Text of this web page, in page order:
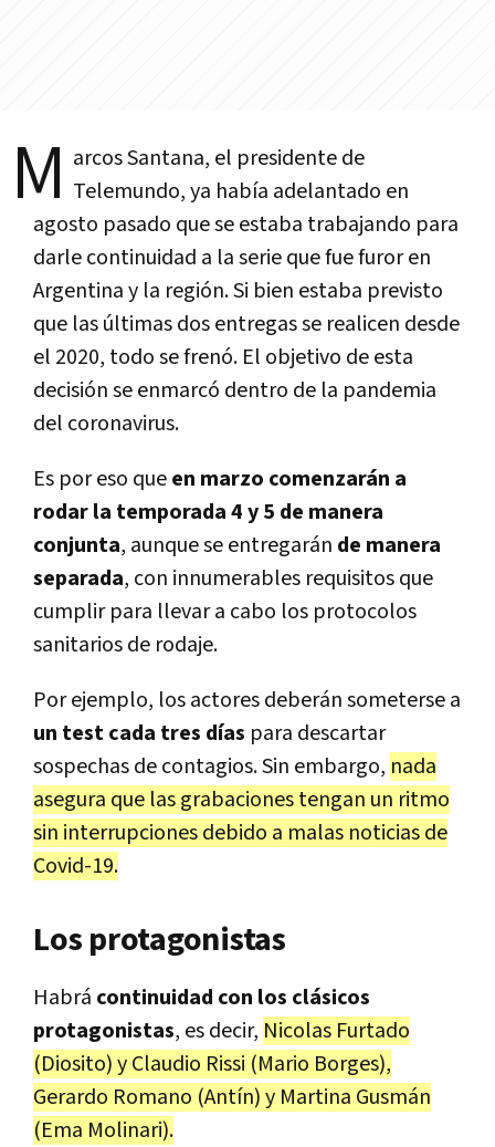
M arcos Santana, el presidente de
Telemundo, ya había adelantado en
agosto pasado que se estaba trabajando para
darle continuidad a la serie que fue furor en
Argentina y la región. Si bien estaba previsto
que las últimas dos entregas se realicen desde
el 2020, todo se frenó. El objetivo de esta
decisión se enmarcó dentro de la pandemia
del coronavirus.
Es por eso queen marzo comenzarán a
rodar la temporada 4 y 5 de manera
conjunta, aunque se entregarán de manera
separada, con innumerables requisitos que
cumplir para llevar a cabo los protocolos
sanitarios de rodaje.
Por ejemplo, los actores deberán someterse a
un test cada tres días para descartar
sospechas de contagios. Sin embargo, nada
asegura que las grabaciones tengan un ritmo
sin interrupciones debido a malas noticias de
Covid-19.
Los protagonistas
Habrá continuidad con los clásicos
protagonistas, es decir, Nicolas Furtado
(Diosito) y Claudio Rissi (Mario Borges),
Gerardo Romano (Antín) y Martina Gusmán
(Ema Molinari).